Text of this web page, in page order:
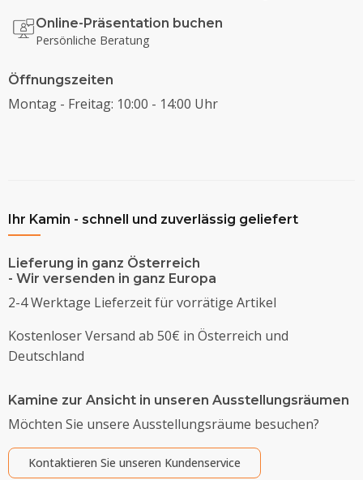
Online-Präsentation buchen
Persönliche Beratung
Öffnungszeiten
Montag - Freitag: 10:00 - 14:00 Uhr
Ihr Kamin - schnell und zuverlässig geliefert
Lieferung in ganz Österreich
- Wir versenden in ganz Europa
2-4 Werktage Lieferzeit für vorrätige Artikel
Kostenloser Versand ab 50€ in Österreich und
Deutschland
Kamine zur Ansicht in unseren Ausstellungsräumen
Möchten Sie unsere Ausstellungsräume besuchen?
Kontaktieren Sie unseren Kundenservice